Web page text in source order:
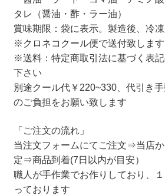
タレ（醤油・酢・ラー油）
賞味期限：袋に表示。製造後、冷
※クロネコクール便で送付致します
※送料：特定商取引法に基づく表
下さい
別途クール代￥220~330、代引き
のご負担をお願い致します
「ご注文の流れ」
当注文フォームにてご注文⇒当店
定⇒商品到着(7日以内が目安）
職人が手作業でお作りしており、
っております